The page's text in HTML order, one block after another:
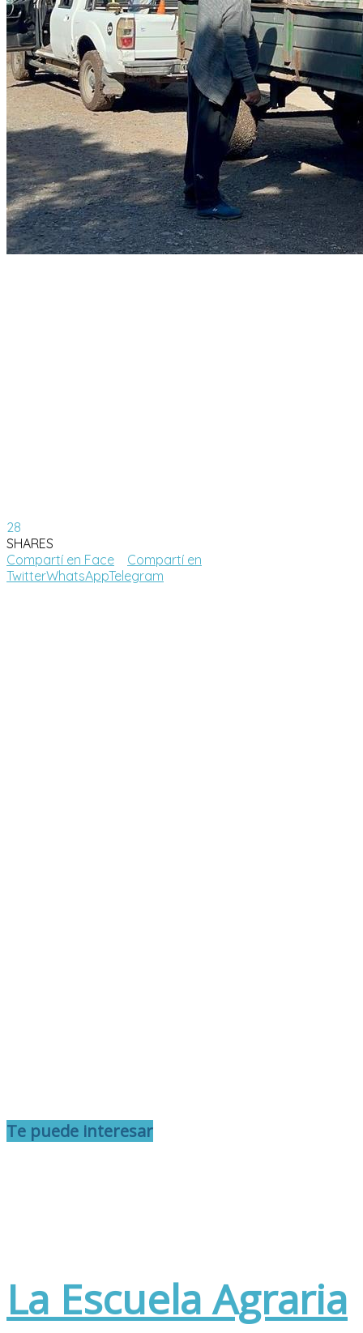
28
SHARES
Compartí en Face
Compartí en
TwitterWhatsAppTelegram
Te puede interesar
La Escuela Agraria